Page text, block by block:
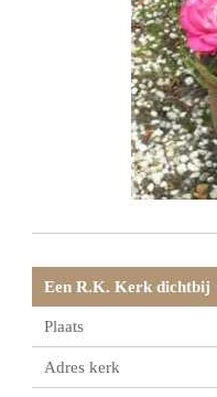
Een R.K. Kerk dichtbij
Plaats
Adres kerk